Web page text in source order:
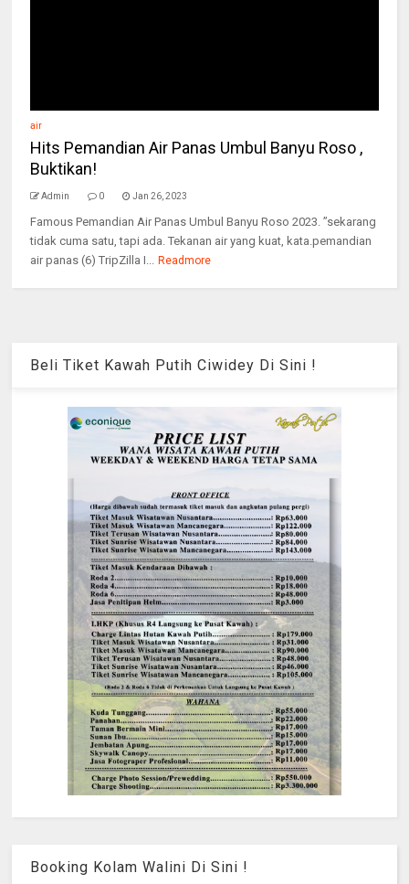
air
Hits Pemandian Air Panas Umbul Banyu Roso ,
Buktikan!
Admin 0 Jan 26, 2023
Famous Pemandian Air Panas Umbul Banyu Roso 2023. ”sekarang
tidak cuma satu, tapi ada. Tekanan air yang kuat, kata.pemandian
air panas (6) TripZilla I... Readmore
Beli Tiket Kawah Putih Ciwidey Di Sini !
Booking Kolam Walini Di Sini !